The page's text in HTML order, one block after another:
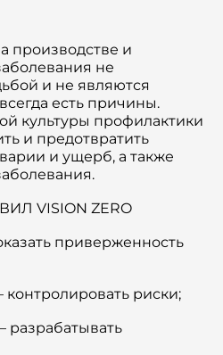
производстве и
не
и не являются
есть причины.
культуры профилактики
и предотвратить
и ущерб, а также
VISION ZERO
приверженность
риски;
разрабатывать